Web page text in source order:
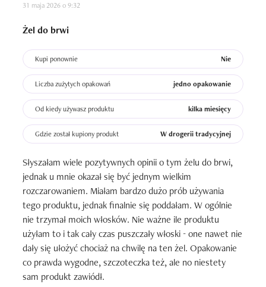
31 maja 2026 o 9:32
Żel do brwi
Kupi ponownie Nie
Liczba zużytych opakowań jedno opakowanie
Od kiedy używasz produktu kilka miesięcy
Gdzie został kupiony produkt W drogerii tradycyjnej
Słyszałam wiele pozytywnych opinii o tym żelu do brwi,
jednak u mnie okazał się być jednym wielkim
rozczarowaniem. Miałam bardzo dużo prób używania
tego produktu, jednak finalnie się poddałam. W ogólnie
nie trzymał moich włosków. Nie ważne ile produktu
użyłam to i tak cały czas puszczały włoski - one nawet nie
dały się ułożyć chociaż na chwilę na ten żel. Opakowanie
co prawda wygodne, szczoteczka też, ale no niestety
sam produkt zawiódł.